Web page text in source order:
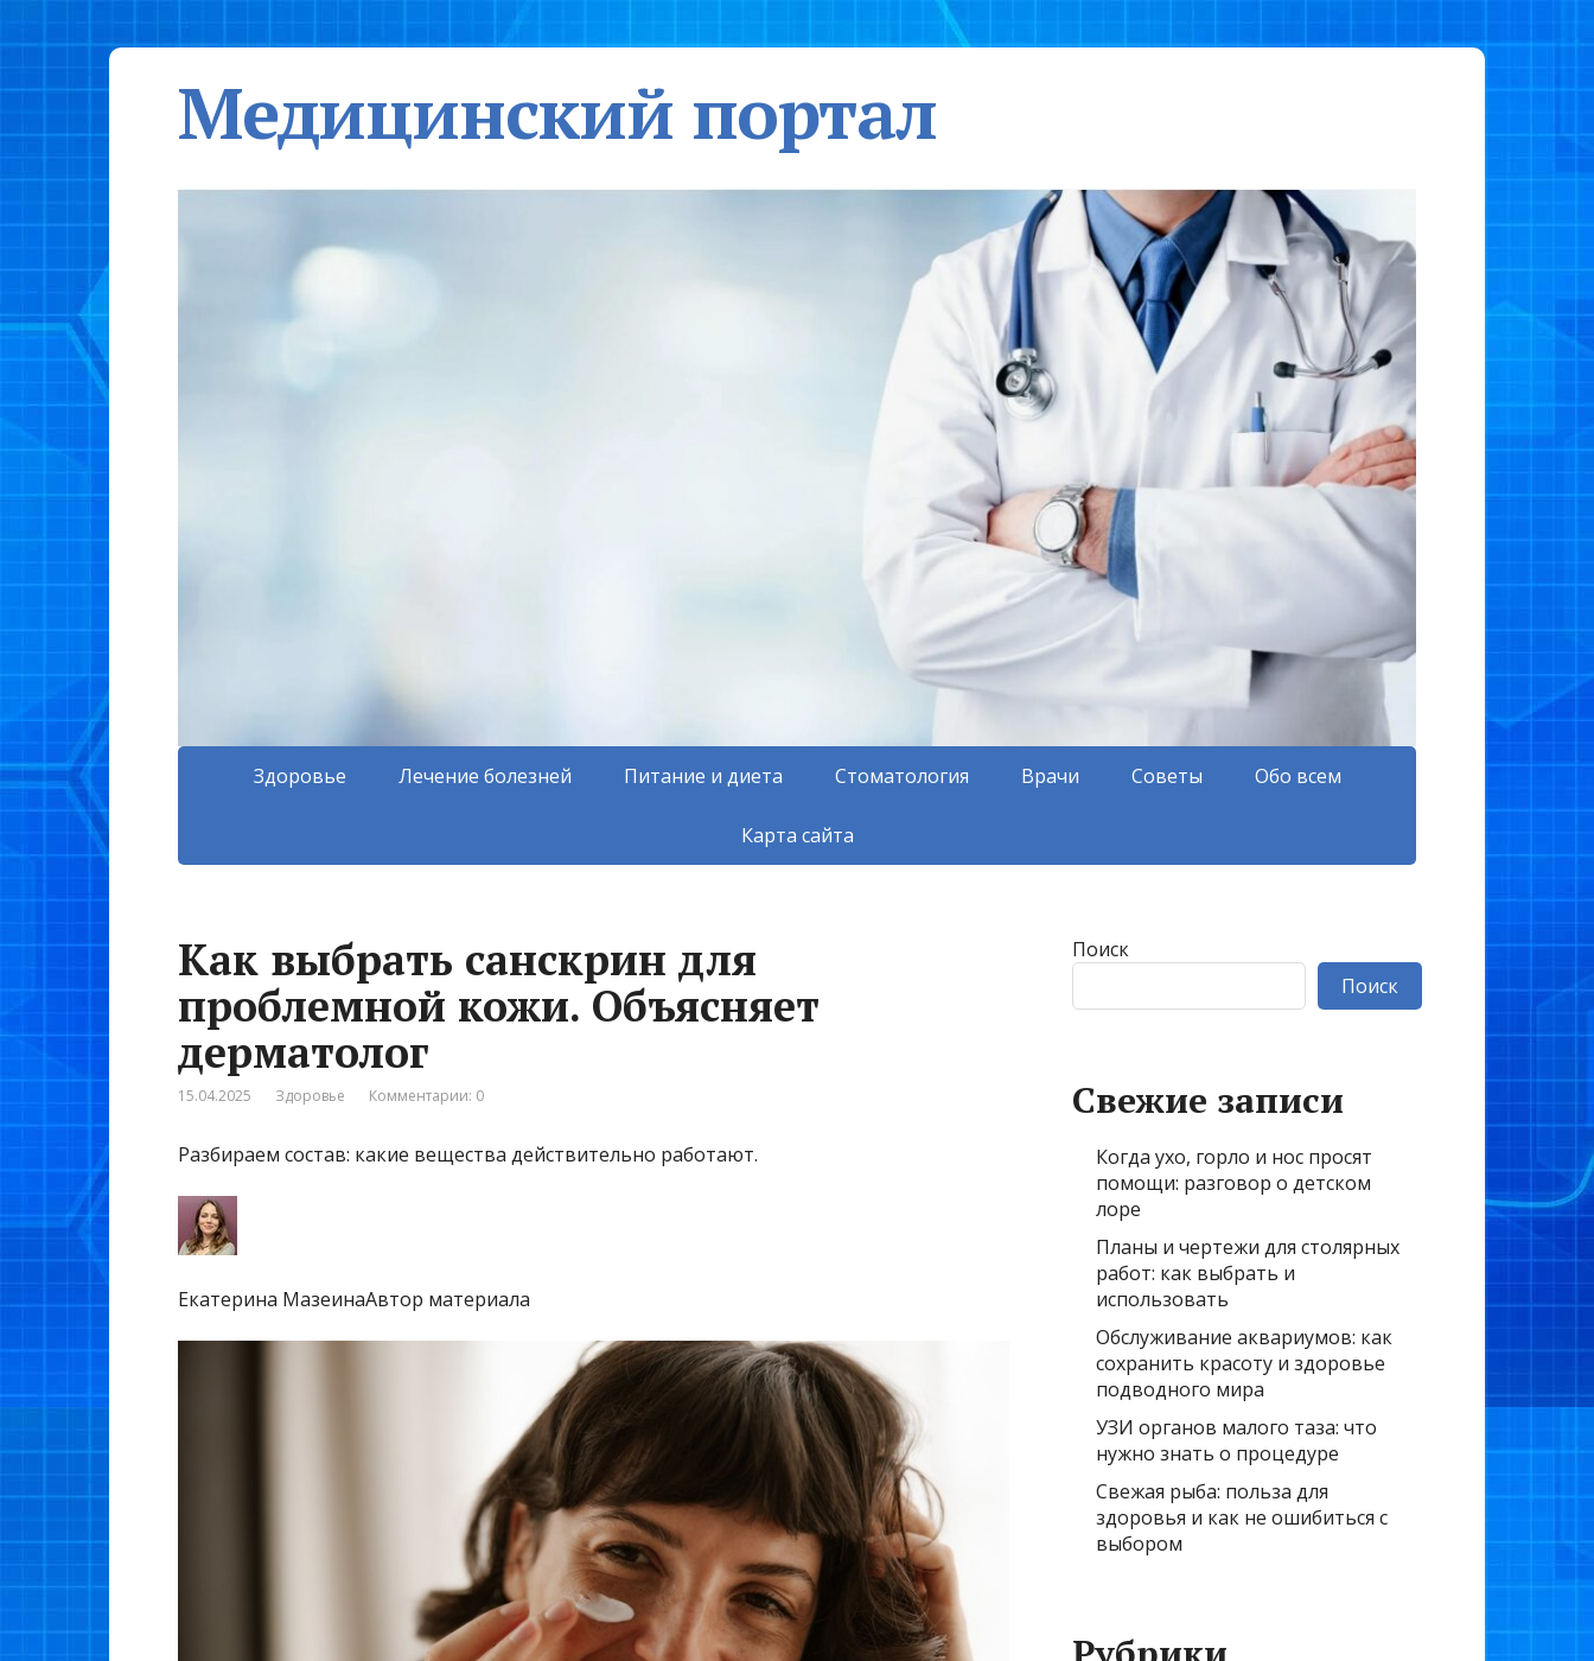
Медицинский портал
Здоровье Лечение болезней Питание и диета Стоматология Врачи Советы Обо всем
Карта сайта
Как выбрать санскрин для
проблемной кожи. Объясняет
дерматолог
15.04.2025 Здоровье Комментарии: 0
Разбираем состав: какие вещества действительно работают.
Екатерина МазеинаАвтор материала
Поиск
Поиск
Свежие записи
Когда ухо, горло и нос просят
помощи: разговор о детском
лоре
Планы и чертежи для столярных
работ: как выбрать и
использовать
Обслуживание аквариумов: как
сохранить красоту и здоровье
подводного мира
УЗИ органов малого таза: что
нужно знать о процедуре
Свежая рыба: польза для
здоровья и как не ошибиться с
выбором